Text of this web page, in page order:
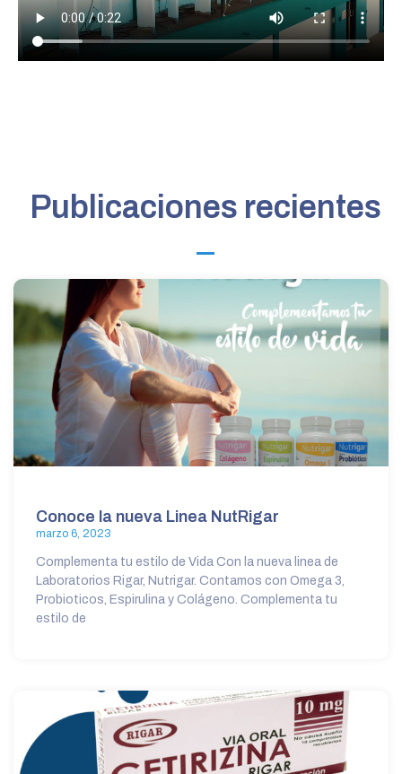
Publicaciones recientes
Conoce la nueva Linea NutRigar
marzo 6, 2023
Complementa tu estilo de Vida Con la nueva linea de
Laboratorios Rigar, Nutrigar. Contamos con Omega 3,
Probioticos, Espirulina y Colágeno. Complementa tu
estilo de